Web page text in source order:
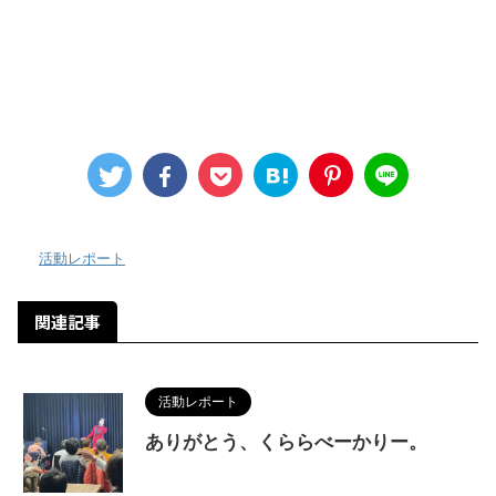
活動レポート
関連記事
活動レポート
ありがとう、くららべーかりー。